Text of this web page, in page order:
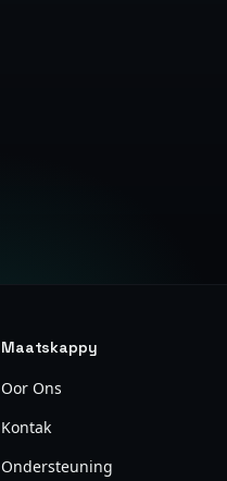
Maatskappy
Oor Ons
Kontak
Ondersteuning